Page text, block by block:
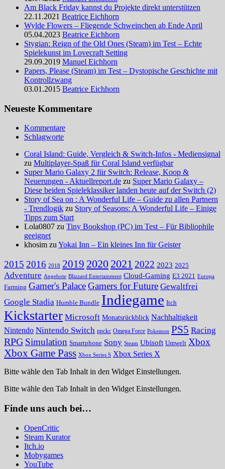
Am Black Friday kannst du Projekte direkt unterstützen
22.11.2021 Beatrice Eichhorn
Wylde Flowers – Fliegende Schweinchen ab Ende April
05.04.2023 Beatrice Eichhorn
Stygian: Reign of the Old Ones (Steam) im Test – Echte
Spielekunst im Lovecraft Setting
29.09.2019 Manuel Eichhorn
Papers, Please (Steam) im Test – Dystopische Geschichte mit
Kontrollzwang
03.01.2015 Beatrice Eichhorn
Neueste Kommentare
Kommentare
Schlagworte
Coral Island: Guide, Vergleich & Switch-Infos - Mediensignal
zu Multiplayer-Spaß für Coral Island verfügbar
Super Mario Galaxy 2 für Switch: Release, Koop &
Neuerungen - Aktuellreport.de zu Super Mario Galaxy –
Diese beiden Spieleklassiker landen heute auf der Switch (2)
Story of Sea on : A Wonderful Life – Guide zu allen Partnern
- Trendlogik zu Story of Seasons: A Wonderful Life – Einige
Tipps zum Start
Lola0807 zu Tiny Bookshop (PC) im Test – Für Bibliophile
geeignet
khosim zuYokai Inn – Ein kleines Inn für Geister
2015 2016 2018 2019 2020 2021 2022 2023 2025
Adventure Angebote Blizzard Entertainment Cloud-Gaming E3 2021 Europa
Farming Gamer's PalaceGamers for Future Gewaltfrei
Google Stadia Humble Bundle Indiegame Itch
Kickstarter Microsoft Monatsrückblick Nachhaltigkeit
Nintendo Nintendo Switch npckc Omega Force Pokemon PS5 Racing
RPG Simulation Smartphone Sony Steam Ubisoft Umwelt Xbox
Xbox Game Pass Xbox Series S Xbox Series X
Bitte wähle den Tab Inhalt in den Widget Einstellungen.
Bitte wähle den Tab Inhalt in den Widget Einstellungen.
Finde uns auch bei…
OpenCritic
Steam Kurator
Itch.io
Mobygames
YouTube